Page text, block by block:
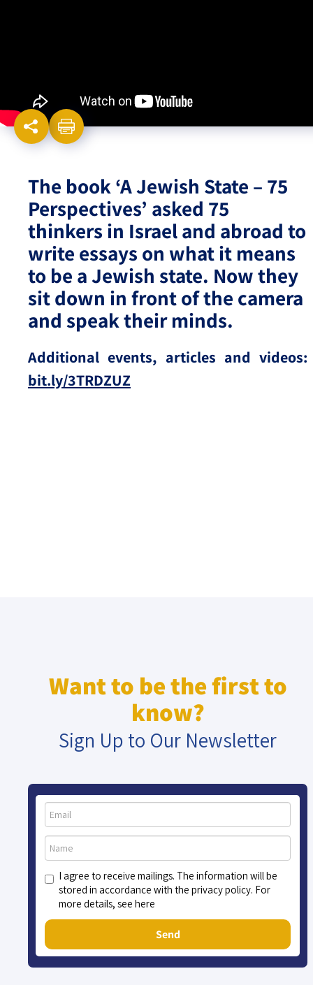
The book ‘A Jewish State – 75
Perspectives’ asked 75
thinkers in Israel and abroad to
write essays on what it means
to be a Jewish state. Now they
sit down in front of the camera
and speak their minds.
Additional events, articles and videos:
bit.ly/3TRDZUZ
Want to be the first to
know?
Sign Up to Our Newsletter
I agree to receive mailings. The information will be
stored in accordance with the privacy policy. For
more details, see here
Send